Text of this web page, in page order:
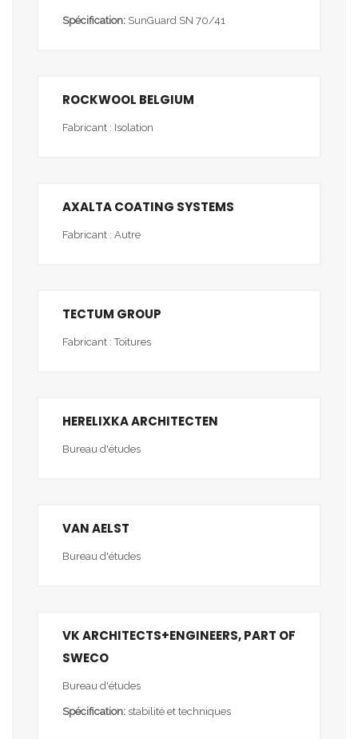
Spécification: SunGuard SN 70/41
ROCKWOOL BELGIUM
Fabricant : Isolation
AXALTA COATING SYSTEMS
Fabricant : Autre
TECTUM GROUP
Fabricant : Toitures
HERELIXKA ARCHITECTEN
Bureau d'études
VAN AELST
Bureau d'études
VK ARCHITECTS+ENGINEERS, PART OF
SWECO
Bureau d'études
Spécification: stabilité et techniques